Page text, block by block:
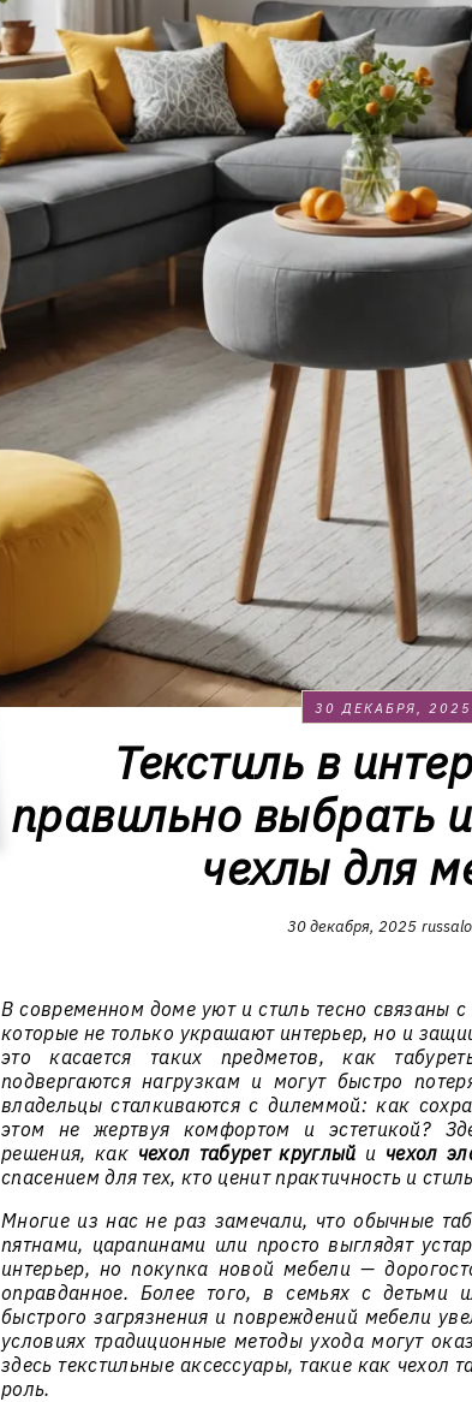
30 ДЕКАБРЯ, 2025
Текстиль в
правильно выбрать
чехлы для
30 декабря, 2025
В современном доме уют и стиль тесно связаны
которые не только украшают интерьер, но и
это касается таких предметов, как
подвергаются нагрузкам и могут быстро
владельцы сталкиваются с дилеммой: как
этом не жертвуя комфортом и эстетикой?
решения, как чехол табурет круглый и чехол
спасением для тех, кто ценит практичность и
Многие из нас не раз замечали, что обычные
пятнами, царапинами или просто выглядят
интерьер, но покупка новой мебели —
оправданное. Более того, в семьях с детьми
быстрого загрязнения и повреждений мебели
условиях традиционные методы ухода могут
здесь текстильные аксессуары, такие как чехол
роль.